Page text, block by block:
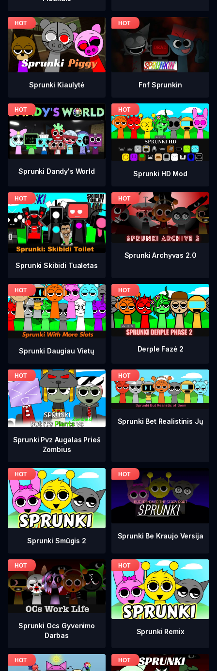
Sprunki Kiaulytė Fnf Sprunkin
Sprunki Dandy's World Sprunki HD Mod
Sprunki Skibidi Tualetas
Sprunki Archyvas 2.0
Sprunki Daugiau Vietų Derple Fazė 2
Sprunki Pvz Augalas Prieš
Zombius
Sprunki Bet Realistinis Jų
Sprunki Smūgis 2
Sprunki Be Kraujo Versija
Sprunki Ocs Gyvenimo
Darbas
Sprunki Remix